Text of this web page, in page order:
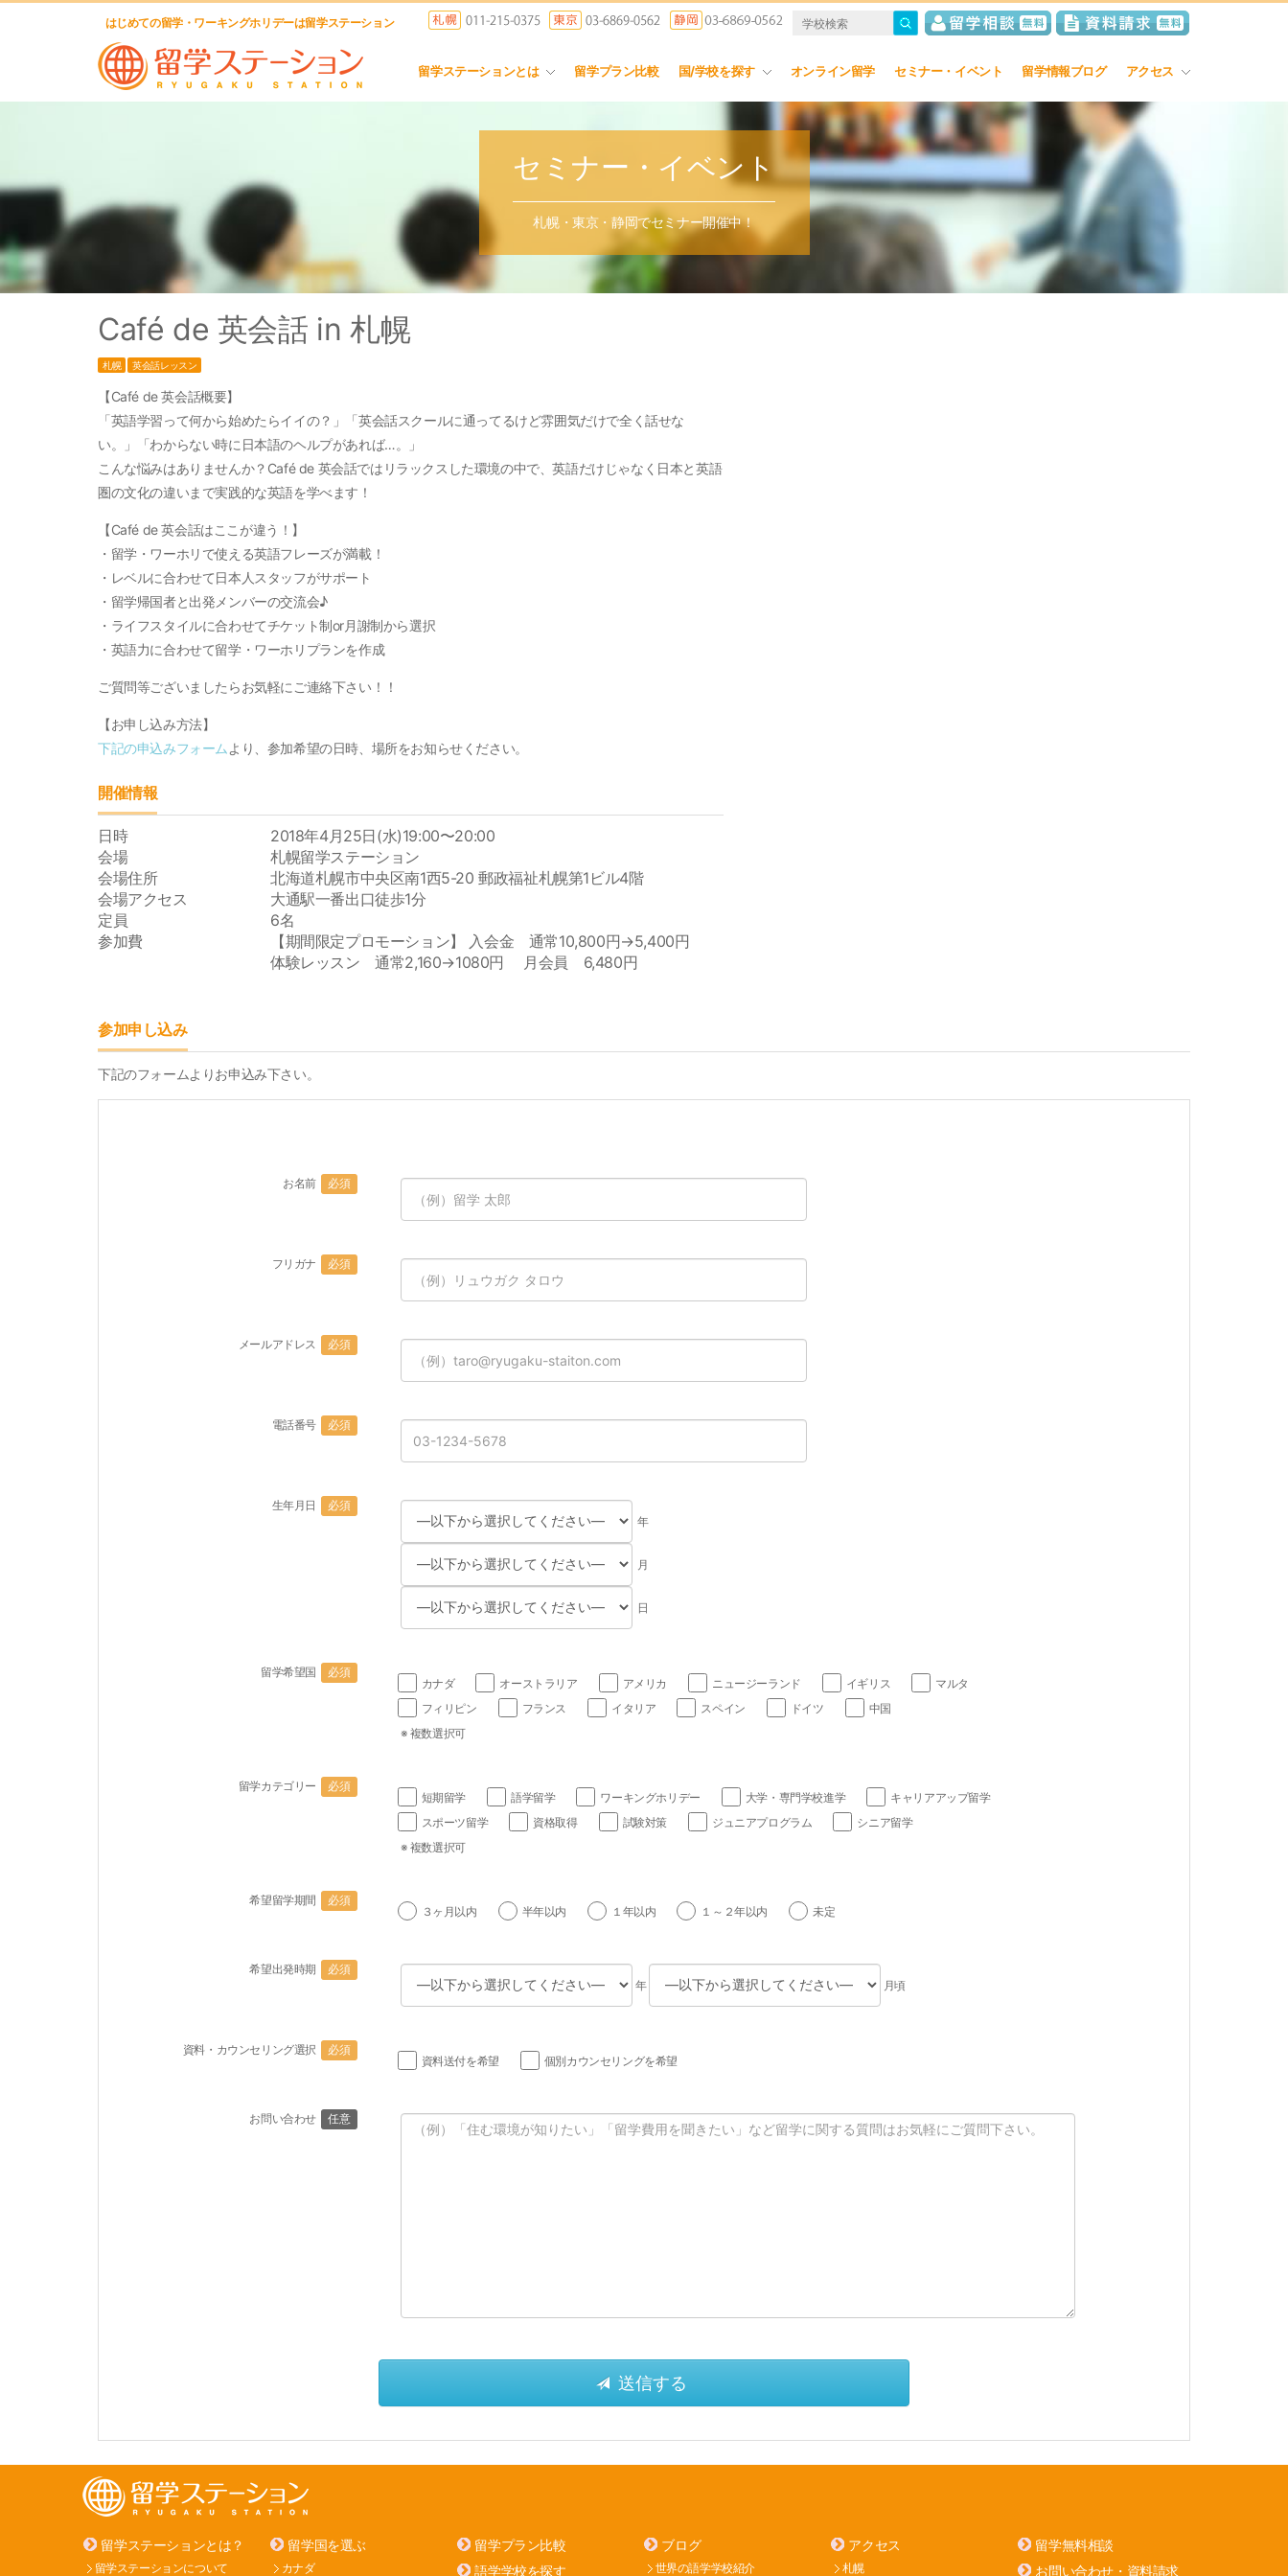
はじめての留学・ワーキングホリデーは留学ステーション
留学ステーションとは 留学プラン比較 国/学校を探す オンライン留学 セミナー・イベント 留学情報ブログ アクセス
セミナー・イベント
札幌・東京・静岡でセミナー開催中！
Café de 英会話 in 札幌
札幌 英会話レッスン
【Café de 英会話概要】
「英語学習って何から始めたらイイの？」「英会話スクールに通ってるけど雰囲気だけで全く話せな
い。」「わからない時に日本語のヘルプがあれば…。」
こんな悩みはありませんか？Café de 英会話ではリラックスした環境の中で、英語だけじゃなく日本と英語
圏の文化の違いまで実践的な英語を学べます！
【Café de 英会話はここが違う！】
・留学・ワーホリで使える英語フレーズが満載！
・レベルに合わせて日本人スタッフがサポート
・留学帰国者と出発メンバーの交流会♪
・ライフスタイルに合わせてチケット制or月謝制から選択
・英語力に合わせて留学・ワーホリプランを作成
ご質問等ございましたらお気軽にご連絡下さい！！
【お申し込み方法】
下記の申込みフォーム より、参加希望の日時、場所をお知らせください。
開催情報
日時
2018年4月25日(水)19:00〜20:00
会場
札幌留学ステーション
会場住所
北海道札幌市中央区南1西5-20 郵政福祉札幌第1ビル4階
会場アクセス
大通駅一番出口徒歩1分
定員
6名
参加費
【期間限定プロモーション】 入会金 通常10,800円→5,400円
体験レッスン 通常2,160→1080円 月会員 6,480円
参加申し込み
下記のフォームよりお申込み下さい。
お名前 必須
フリガナ 必須
メールアドレス 必須
電話番号 必須
生年月日
必須
年
月
日
留学希望国
必須
カナダ
オーストラリア アメリカ ニュージーランド イギリス
マルタ
フィリピン
フランス イタリア スペイン ドイツ
中国
※ 複数選択可
留学カテゴリー
必須
短期留学
語学留学 ワーキングホリデー 大学・専門学校進学
キャリアアップ留学
スポーツ留学
資格取得 試験対策 ジュニアプログラム
シニア留学
※ 複数選択可
希望留学期間
必須
３ヶ月以内
半年以内 １年以内 １～２年以内 未定
希望出発時期
必須
年
月頃
資料・カウンセリング選択
必須
資料送付を希望
個別カウンセリングを希望
お問い合わせ 任意
留学ステーションとは？
留学ステーションについて
留学国を選ぶ
カナダ
留学プラン比較
語学学校を探す
ブログ
世界の語学学校紹介
アクセス
札幌
留学無料相談
お問い合わせ・資料請求